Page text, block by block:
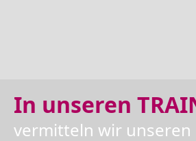
In unseren
vermitteln wir unseren